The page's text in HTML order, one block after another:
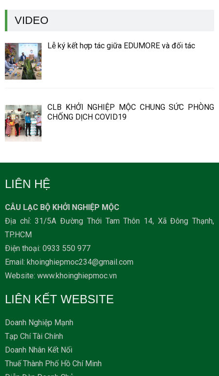
VIDEO
Lễ ký kết hợp tác giữa EDUMORE và đối tác
CLB KHỞI NGHIỆP MỘC CHUNG SỨC PHÒNG
CHỐNG DỊCH COVID19
LIÊN HỆ
CÂU LẠC BỘ KHỞI NGHIỆP MỘC
Địa chỉ: 31/5A Đường Thới Tam Thôn 14, Xã Đông Thạnh,
TP.HCM
Ðiện thoại: 0933 550 977
Email: khoinghiepmoc234@gmail.com
Website: www.khoinghiepmoc.vn
LIÊN KẾT WEBSITE
Doanh Nghiệp Mạnh
Tạp Chí Tài Chính
Doanh Nhân Kết Nối
Thuế Thành Phố Hồ Chí Minh